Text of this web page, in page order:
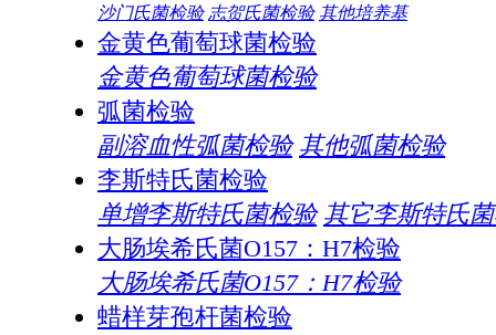
沙门氏菌检验 志贺氏菌检验 其他培养基
金黄色葡萄球菌检验
金黄色葡萄球菌检验
弧菌检验
副溶血性弧菌检验 其他弧菌检验
李斯特氏菌检验
单增李斯特氏菌检验 其它李斯特氏
大肠埃希氏菌O157：H7检验
大肠埃希氏菌O157：H7检验
蜡样芽孢杆菌检验